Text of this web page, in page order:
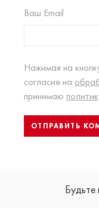
Ваш Email
Нажимая на
согласие на
принимаю
Будьте